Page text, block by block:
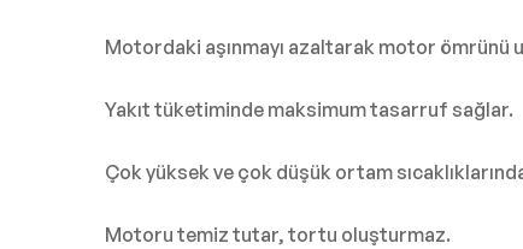
Motordaki aşınmayı azaltarak motor ömrünü
Yakıt tüketiminde maksimum tasarruf sağlar.
Çok yüksek ve çok düşük ortam
Motoru temiz tutar, tortu oluşturmaz.